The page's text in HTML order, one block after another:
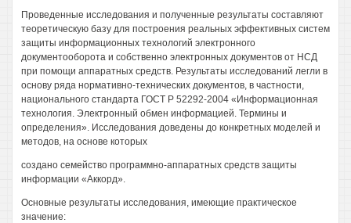
Проведенные исследования и полученные результаты составляют
теоретическую базу для построения реальных эффективных систем
защиты информационных технологий электронного
документооборота и собственно электронных документов от НСД
при помощи аппаратных средств. Результаты исследований легли в
основу ряда нормативно-технических документов, в частности,
национального стандарта ГОСТ Р 52292-2004 «Информационная
технология. Электронный обмен информацией. Термины и
определения». Исследования доведены до конкретных моделей и
методов, на основе которых
создано семейство программно-аппаратных средств защиты
информации «Аккорд».
Основные результаты исследования, имеющие практическое
значение: